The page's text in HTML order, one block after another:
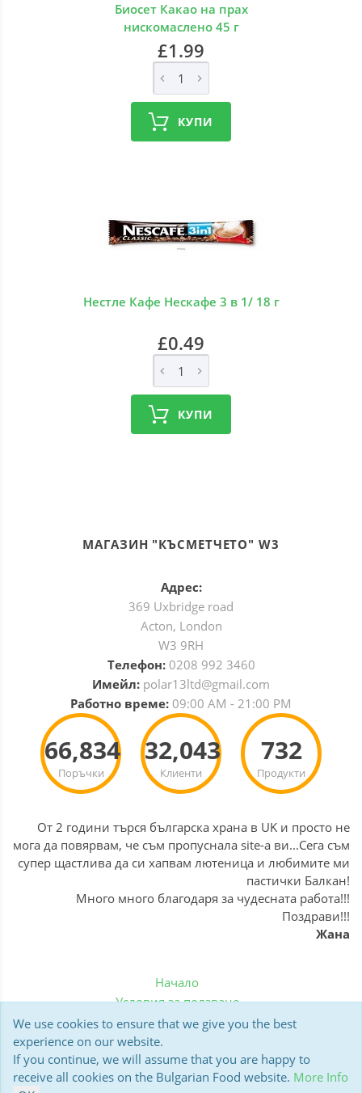
Биосет Какао на прах
нискомаслено 45 г
£1.99
КУПИ
Нестле Кафе Нескафе 3 в 1/ 18 г
£0.49
КУПИ
МАГАЗИН "КЪСМЕТЧЕТО" W3
Адрес:
369 Uxbridge road
Acton, London
W3 9RH
Телефон: 0208 992 3460
Имейл: polar13ltd@gmail.com
Работно време: 09:00 AM - 21:00 PM
Поръчки
66,834
Клиенти
32,043
Продукти
732
От 2 години търся българска храна в UK и просто не
мога да повярвам, че съм пропуснала site-а ви...Сега съм
супер щастлива да си хапвам лютеница и любимите ми
пастички Балкан!
Много много благодаря за чудесната работа!!!
Поздрави!!!
Жана
Начало
Условия за ползване
Политика за бисквитки
Доставка
Мнения на клиенти
Polar13 BulgarianFood.co.uk © 2006-2026
We use cookies to ensure that we give you the best
experience on our website.
If you continue, we will assume that you are happy to
receive all cookies on the Bulgarian Food website. More Info